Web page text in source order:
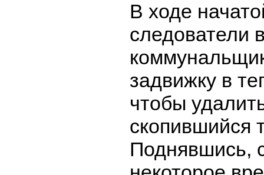
В ходе
следователи
задвижку в
чтобы
скопившийся
Поднявшись,